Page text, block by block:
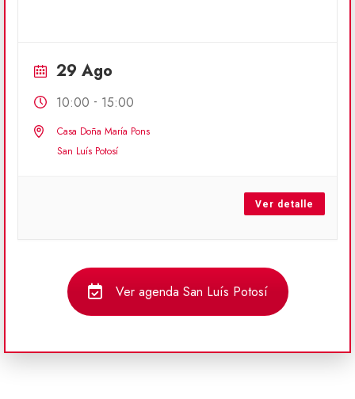
29 Ago
10:00 - 15:00
Casa Doña María Pons
San Luís Potosí
Ver detalle
Ver agenda San Luís Potosí